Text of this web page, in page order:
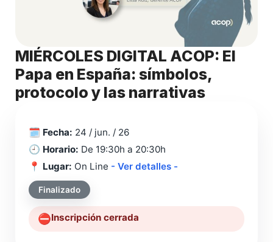
MIÉRCOLES DIGITAL ACOP: El
Papa en España: símbolos,
protocolo y las narrativas
🗓️ Fecha: 24 / jun. / 26
🕘 Horario: De 19:30h a 20:30h
📍 Lugar: On Line - Ver detalles -
Finalizado
⛔️Inscripción cerrada